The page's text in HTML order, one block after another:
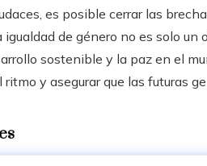
es posible cerrar las
de género no es solo un
sostenible y la paz en el
ritmo y asegurar que las futuras